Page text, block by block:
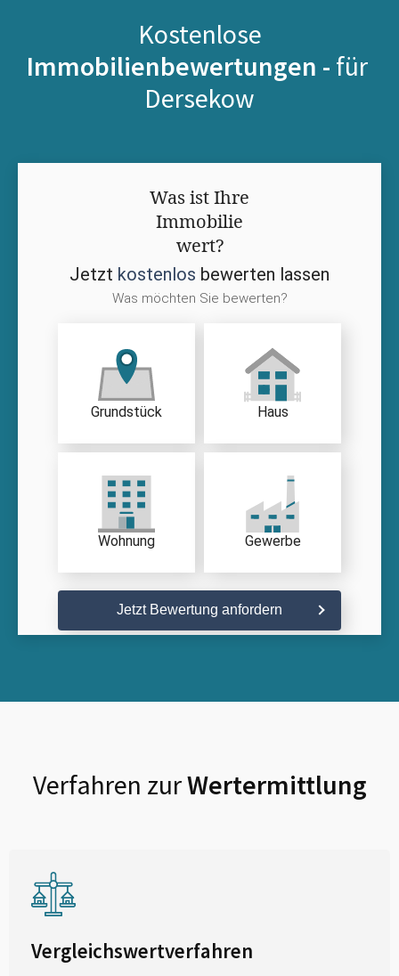
Kostenlose
Immobilienbewertungen - für
Dersekow
Was ist Ihre
Immobilie
wert?
Jetzt kostenlos bewerten lassen
Was möchten Sie bewerten?
Grundstück Haus
Wohnung Gewerbe
Jetzt Bewertung anfordern
Verfahren zurWertermittlung
Vergleichswertverfahren